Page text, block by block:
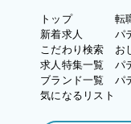
トップ
新着求人
こだわり検索
求人特集一覧
ブランド一覧
気になるリスト
転
パ
お
パ
パ